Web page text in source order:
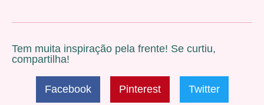
Tem muita inspiração pela frente! Se curtiu,
compartilha!
Facebook Pinterest Twitter